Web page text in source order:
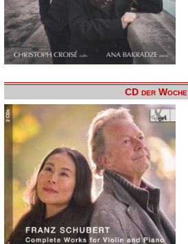
CD der Woche